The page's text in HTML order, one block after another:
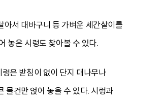
서 대바구니 등 가벼운 세간살이를
놓은 시렁도 찾아볼 수 있다.
은 받침이 없이 단지 대나무나
물건만 얹어 놓을 수 있다. 시렁과